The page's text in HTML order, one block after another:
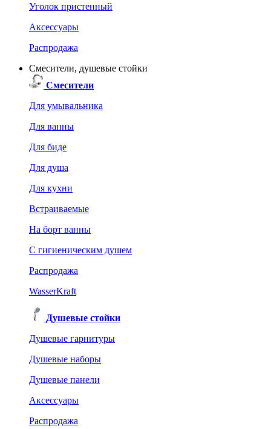
Уголок пристенный
Аксессуары
Распродажа
Смесители, душевые стойки
Смесители
Для умывальника
Для ванны
Для биде
Для душа
Для кухни
Встраиваемые
На борт ванны
C гигиеническим душем
Распродажа
WasserKraft
Душевые стойки
Душевые гарнитуры
Душевые наборы
Душевые панели
Аксессуары
Распродажа